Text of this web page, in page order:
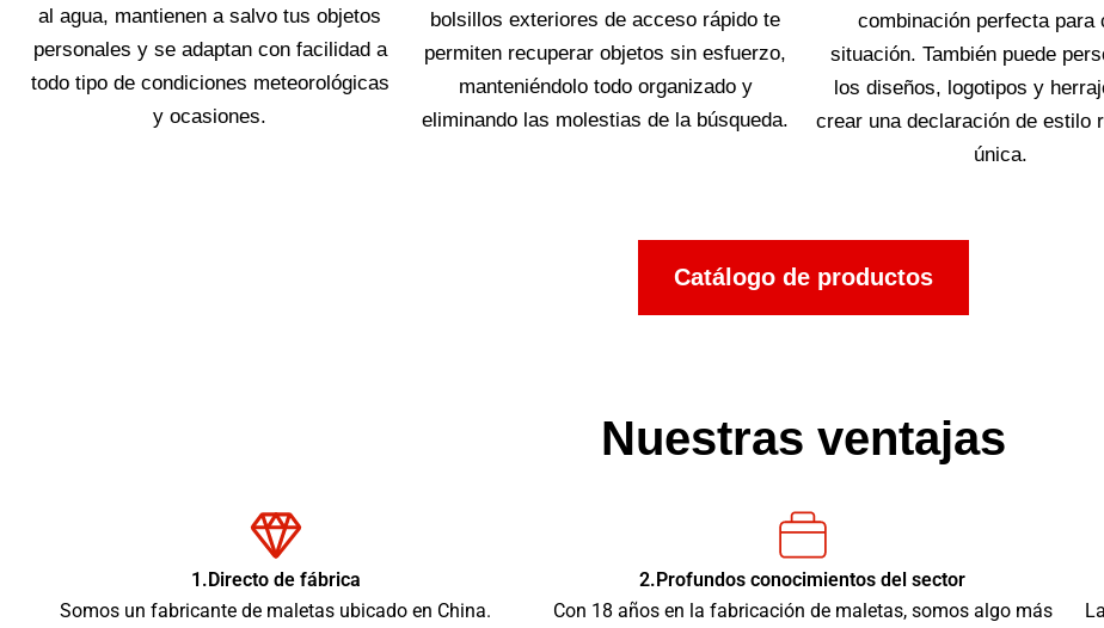
al agua, mantienen a salvo tus objetos
personales y se adaptan con facilidad a
todo tipo de condiciones meteorológicas
y ocasiones.
bolsillos exteriores de acceso rápido te
permiten recuperar objetos sin esfuerzo,
manteniéndolo todo organizado y
eliminando las molestias de la búsqueda.
combinación perfecta para
situación. También puede
los diseños, logotipos y
crear una declaración de estilo
única.
Catálogo de productos
Nuestras ventajas
1.Directo de fábrica
Somos un fabricante de maletas ubicado en China.
2.Profundos conocimientos del sector
Con 18 años en la fabricación de maletas, somos algo más